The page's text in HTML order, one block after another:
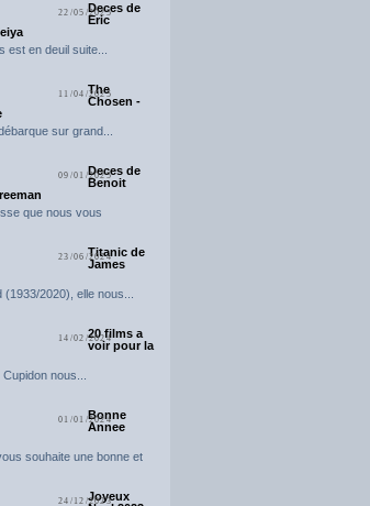
22/05/2025Deces de
Eric
est en deuil suite...
11/04/2025
The
Chosen -
sur grand...
09/01/2025Deces de
Benoit
que nous vous
23/06/2024Titanic de
James
2020), elle nous...
14/02/202420 films a
voir pour la
nous...
01/01/2024
Bonne
Annee
souhaite une bonne et
24/12/2023
Joyeux